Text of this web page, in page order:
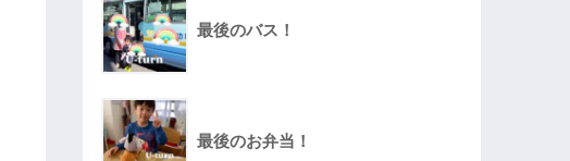
最後のバス！
最後のお弁当！